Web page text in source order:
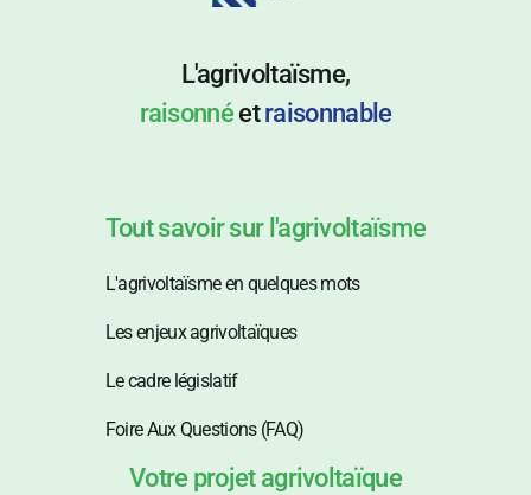
L'agrivoltaïsme,
raisonnéetraisonnable
Tout savoir sur l'agrivoltaïsme
L'agrivoltaïsme en quelques mots
Les enjeux agrivoltaïques
Le cadre législatif
Foire Aux Questions (FAQ)
Votre projet agrivoltaïque